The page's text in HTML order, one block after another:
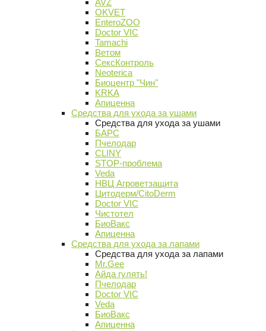
AVZ
OKVET
EnteroZOO
Doctor VIC
Tamachi
Ветом
СексКонтроль
Neoterica
Биоцентр "Чин"
KRKA
Апиценна
Средства для ухода за ушами
Средства для ухода за ушами
БАРС
Пчелодар
CLINY
STOP-проблема
Veda
НВЦ Агроветзащита
Цитодерм/CitoDerm
Doctor VIC
Чистотел
БиоВакс
Апиценна
Средства для ухода за лапами
Средства для ухода за лапами
Mr.Gee
Айда гулять!
Пчелодар
Doctor VIC
Veda
БиоВакс
Апиценна